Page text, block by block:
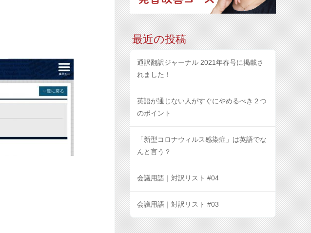
最近の投稿
通訳翻訳ジャーナル 2021年春号に掲載さ
れました！
英語が通じない人がすぐにやめるべき２つ
のポイント
「新型コロナウィルス感染症」は英語でな
んと言う？
会議用語｜対訳リスト #04
会議用語｜対訳リスト #03